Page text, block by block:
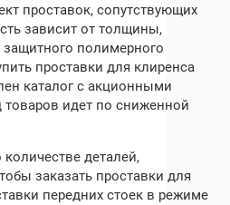
проставок, сопутствующих
зависит от толщины,
защитного полимерного
проставки для клиренса
каталог с акционными
идет по сниженной
деталей,
заказать проставки для
передних стоек в режиме